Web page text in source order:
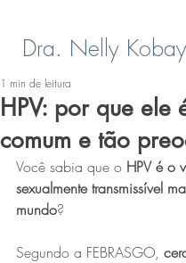
Dra. Nelly
HPV: por que ele
comum e tão
1 min de leitura
Você sabia que o HPV é o
sexualmente transmissível
mundo?
Segundo a FEBRASGO,